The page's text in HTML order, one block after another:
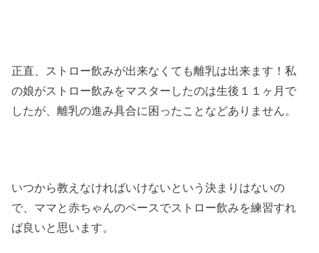
正直、ストロー飲みが出来なくても離乳は出来ます！私
の娘がストロー飲みをマスターしたのは生後１１ヶ月で
したが、離乳の進み具合に困ったことなどありません。
いつから教えなければいけないという決まりはないの
で、ママと赤ちゃんのペースでストロー飲みを練習すれ
ば良いと思います。